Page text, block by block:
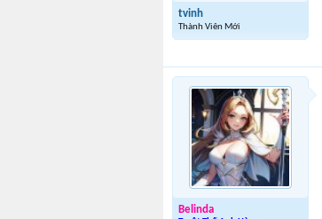
tvinh
Thành Viên Mới
Belinda